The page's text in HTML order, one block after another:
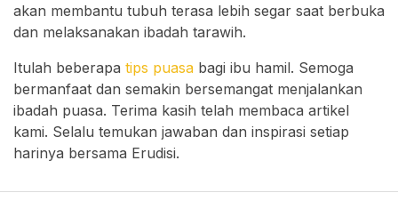
akan membantu tubuh terasa lebih segar saat berbuka
dan melaksanakan ibadah tarawih.
Itulah beberapa tips puasa bagi ibu hamil. Semoga
bermanfaat dan semakin bersemangat menjalankan
ibadah puasa. Terima kasih telah membaca artikel
kami. Selalu temukan jawaban dan inspirasi setiap
harinya bersama Erudisi.